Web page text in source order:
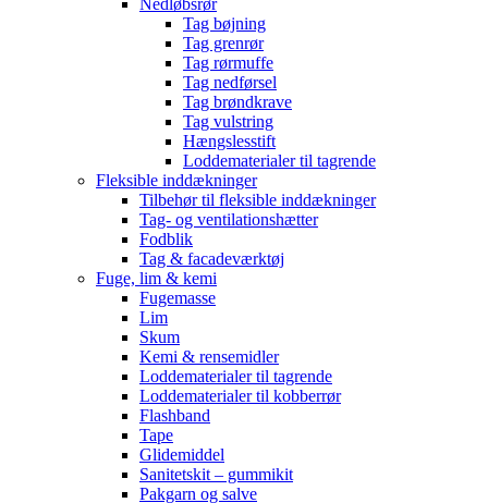
Nedløbsrør
Tag bøjning
Tag grenrør
Tag rørmuffe
Tag nedførsel
Tag brøndkrave
Tag vulstring
Hængslesstift
Loddematerialer til tagrende
Fleksible inddækninger
Tilbehør til fleksible inddækninger
Tag- og ventilationshætter
Fodblik
Tag & facadeværktøj
Fuge, lim & kemi
Fugemasse
Lim
Skum
Kemi & rensemidler
Loddematerialer til tagrende
Loddematerialer til kobberrør
Flashband
Tape
Glidemiddel
Sanitetskit – gummikit
Pakgarn og salve